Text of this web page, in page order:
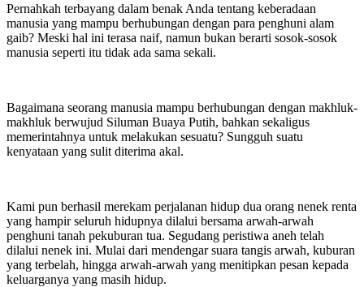
Pernahkah terbayang dalam benak Anda tentang keberadaan
manusia yang mampu berhubungan dengan para penghuni alam
gaib? Meski hal ini terasa naif, namun bukan berarti sosok-sosok
manusia seperti itu tidak ada sama sekali.
Bagaimana seorang manusia mampu berhubungan dengan makhluk-
makhluk berwujud Siluman Buaya Putih, bahkan sekaligus
memerintahnya untuk melakukan sesuatu? Sungguh suatu
kenyataan yang sulit diterima akal.
Kami pun berhasil merekam perjalanan hidup dua orang nenek renta
yang hampir seluruh hidupnya dilalui bersama arwah-arwah
penghuni tanah pekuburan tua. Segudang peristiwa aneh telah
dilalui nenek ini. Mulai dari mendengar suara tangis arwah, kuburan
yang terbelah, hingga arwah-arwah yang menitipkan pesan kepada
keluarganya yang masih hidup.